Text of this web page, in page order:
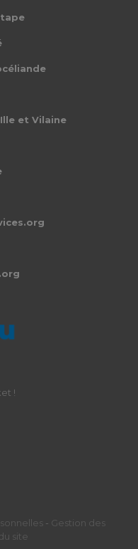
et Vilaine
!
- Gestion des
site